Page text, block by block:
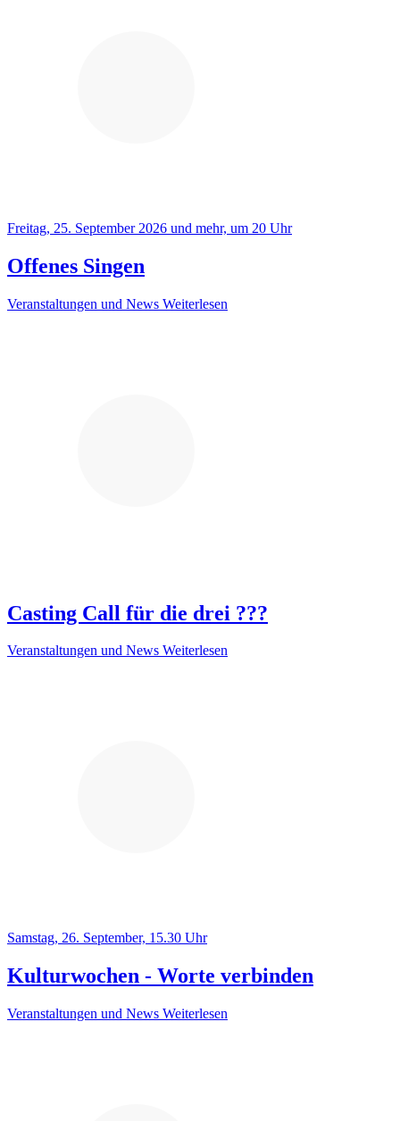
Freitag, 25. September 2026 und mehr, um 20 Uhr
Offenes Singen
Veranstaltungen und News Weiterlesen
Casting Call für die drei ???
Veranstaltungen und News Weiterlesen
Samstag, 26. September, 15.30 Uhr
Kulturwochen - Worte verbinden
Veranstaltungen und News Weiterlesen